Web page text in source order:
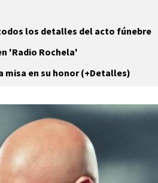
los detalles del acto fúnebre
'Radio Rochela'
misa en su honor (+Detalles)